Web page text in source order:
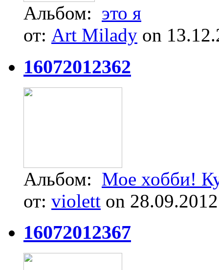
Альбом: это я
от: Art Milady on
16072012362
Альбом: Мое хобби!
от: violett on 28.09.2012
16072012367